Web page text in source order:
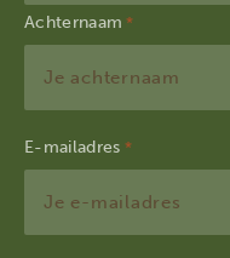
Achternaam
E-mailadres *